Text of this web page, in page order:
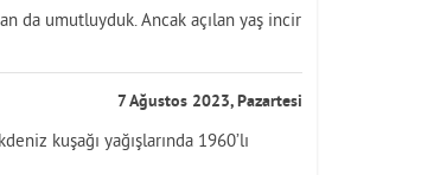
da umutluyduk. Ancak açılan yaş incir
7 Ağustos 2023, Pazartesi
kuşağı yağışlarında 1960’lı